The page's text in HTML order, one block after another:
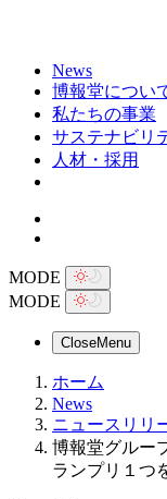
News
博報堂につい
私たちの事業
サステナビリ
人材・採用
MODE
MODE
CloseMenu
ホーム
News
ニュースリリ
博報堂グルー
ランプリ１つ